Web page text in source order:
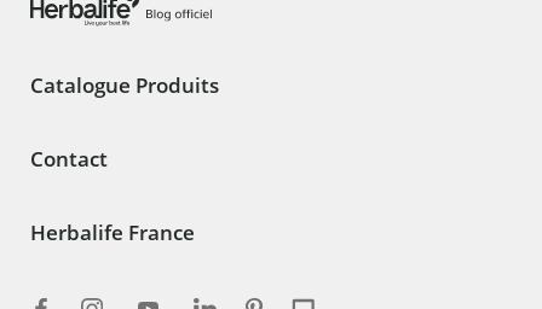
Catalogue Produits
Contact
Herbalife France